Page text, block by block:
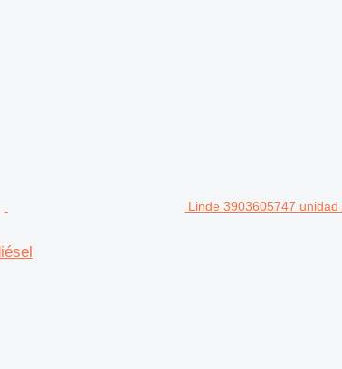
Linde 3903605747